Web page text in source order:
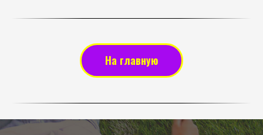
На главную